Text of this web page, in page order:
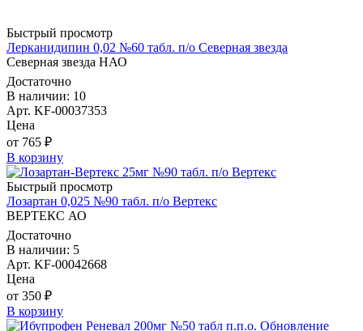
Быстрый просмотр
Лерканидипин 0,02 №60 табл. п/о Северная звезда
Северная звезда НАО
Достаточно
В наличии: 10
Арт. KF-00037353
Цена
от 765 ₽
В корзину
Быстрый просмотр
Лозартан 0,025 №90 табл. п/о Вертекс
ВЕРТЕКС АО
Достаточно
В наличии: 5
Арт. KF-00042668
Цена
от 350 ₽
В корзину